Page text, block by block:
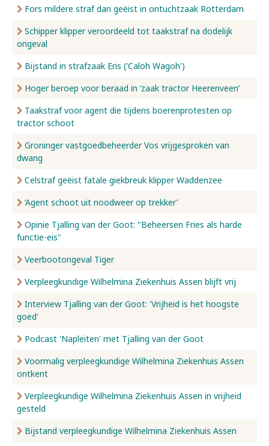
Fors mildere straf dan geëist in ontuchtzaak Rotterdam
Schipper klipper veroordeeld tot taakstraf na dodelijk
ongeval
Bijstand in strafzaak Eris ('Caloh Wagoh')
Hoger beroep voor beraad in ‘zaak tractor Heerenveen’
Taakstraf voor agent die tijdens boerenprotesten op
tractor schoot
Groninger vastgoedbeheerder Vos vrijgesproken van
dwang
Celstraf geëist fatale giekbreuk klipper Waddenzee
‘Agent schoot uit noodweer op trekker’
Opinie Tjalling van der Goot: "Beheersen Fries als harde
functie-eis"
Veerbootongeval Tiger
Verpleegkundige Wilhelmina Ziekenhuis Assen blijft vrij
Interview Tjalling van der Goot: 'Vrijheid is het hoogste
goed'
Podcast 'Napleiten' met Tjalling van der Goot
Voormalig verpleegkundige Wilhelmina Ziekenhuis Assen
ontkent
Verpleegkundige Wilhelmina Ziekenhuis Assen in vrijheid
gesteld
Bijstand verpleegkundige Wilhelmina Ziekenhuis Assen